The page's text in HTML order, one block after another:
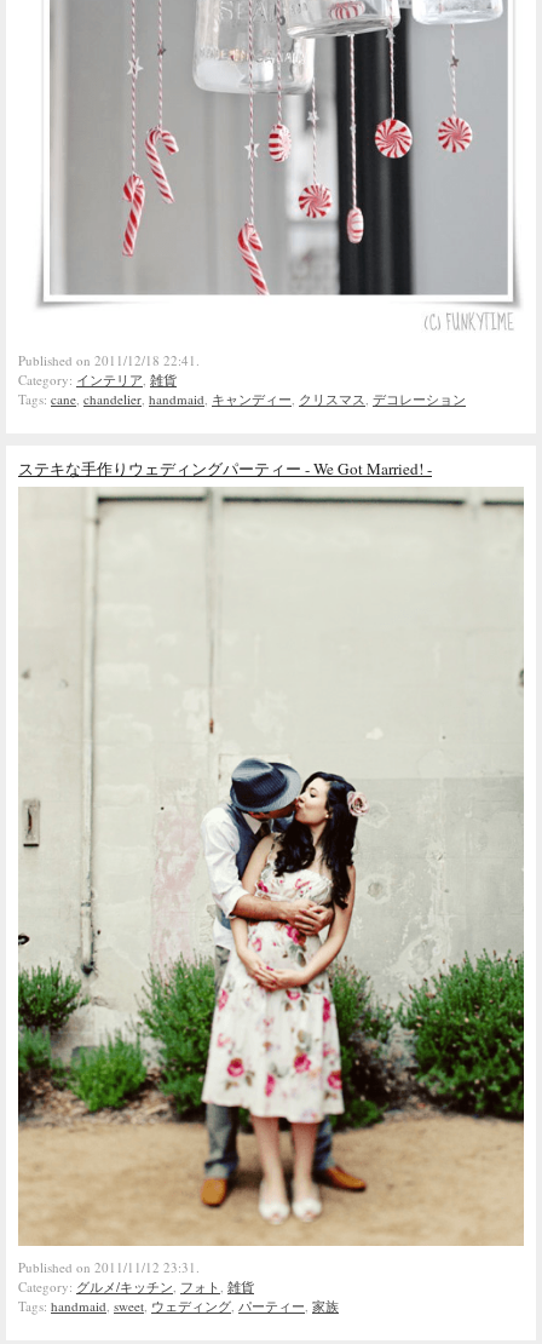
Published on 2011/12/18 22:41.
Category: インテリア 雑貨
Tags: cane chandelier handmaid キャンディー クリスマス デコレーション
ステキな手作りウェディングパーティー - We Got Married! -
Published on 2011/11/12 23:31.
Category: グルメ/キッチン, フォト, 雑貨
Tags: handmaid, sweet, ウェディング, パーティー, 家族